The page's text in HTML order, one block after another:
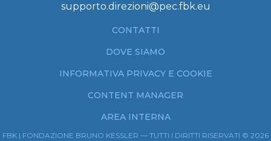
supporto.direzioni@pec.fbk.eu
CONTATTI
DOVE SIAMO
INFORMATIVA PRIVACY E COOKIE
CONTENT MANAGER
AREA INTERNA
FBK | FONDAZIONE BRUNO KESSLER — TUTTI I DIRITTI RISERVATI © 2026